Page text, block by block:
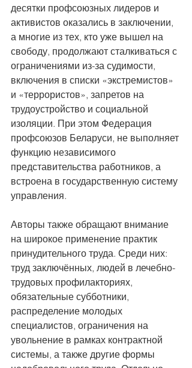
десятки профсоюзных лидеров и
активистов оказались в заключении,
а многие из тех, кто уже вышел на
свободу, продолжают сталкиваться с
ограничениями из-за судимости,
включения в списки «экстремистов»
и «террористов», запретов на
трудоустройство и социальной
изоляции. При этом Федерация
профсоюзов Беларуси, не выполняет
функцию независимого
представительства работников, а
встроена в государственную систему
управления.
Авторы также обращают внимание
на широкое применение практик
принудительного труда. Среди них:
труд заключённых, людей в лечебно-
трудовых профилакториях,
обязательные субботники,
распределение молодых
специалистов, ограничения на
увольнение в рамках контрактной
системы, а также другие формы